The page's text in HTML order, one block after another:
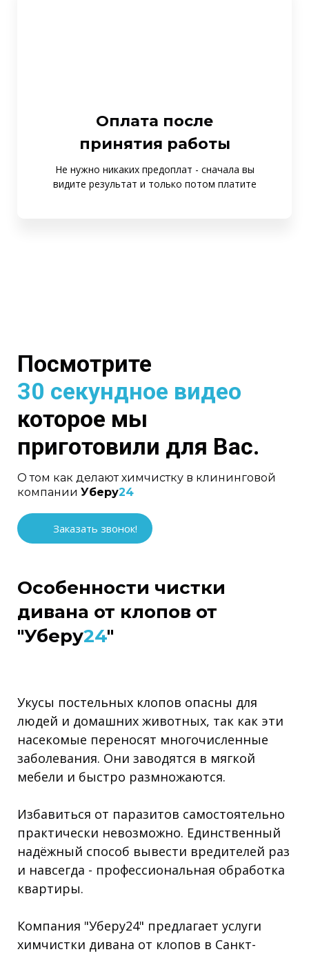
Оплата после
принятия работы
Не нужно никаких предоплат - сначала вы
видите результат и только потом платите
Посмотрите
30 секундное видео
которое мы
приготовили для Вас.
О том как делают химчистку в клининговой
компании Уберу24
Заказать звонок!
Особенности чистки
дивана от клопов от
"Уберу24"
Укусы постельных клопов опасны для
людей и домашних животных, так как эти
насекомые переносят многочисленные
заболевания. Они заводятся в мягкой
мебели и быстро размножаются.
Избавиться от паразитов самостоятельно
практически невозможно. Единственный
надёжный способ вывести вредителей раз
и навсегда - профессиональная обработка
квартиры.
Компания "Уберу24" предлагает услуги
химчистки дивана от клопов в Санкт-